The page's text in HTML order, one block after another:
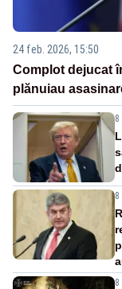
24 feb. 2026, 15:50
Complot dejucat
plănuiau
8
8
8